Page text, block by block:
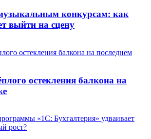
конкурсам: как
выйти на сцену
остекления балкона на